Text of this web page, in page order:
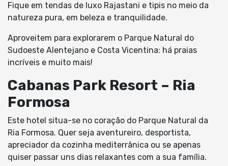
Fique em tendas de luxo Rajastani e tipis no meio da
natureza pura, em beleza e tranquilidade.
Aproveitem para explorarem o Parque Natural do
Sudoeste Alentejano e Costa Vicentina: há praias
incríveis e muito mais!
Cabanas Park Resort – Ria
Formosa
Este hotel situa-se no coração do Parque Natural da
Ria Formosa. Quer seja aventureiro, desportista,
apreciador da cozinha mediterrânica ou se apenas
quiser passar uns dias relaxantes com a sua família.